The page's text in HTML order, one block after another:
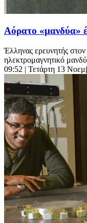
Αόρατο «μανδύα»
Έλληνας ερευνητής
ηλεκτρομαγνητικό
09:52 | Τετάρτη 13